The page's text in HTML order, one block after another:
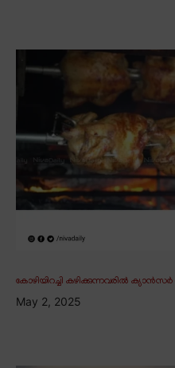
കോഴിയിറച്ചി കഴിക്കുന്നവരിൽ
May 2, 2025